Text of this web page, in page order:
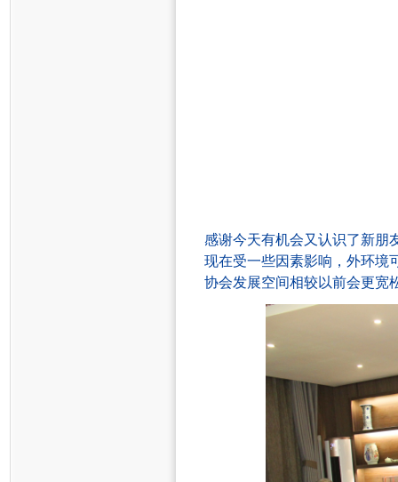
感谢今天有机会又 认识了新朋
现在受一些因素影响，外环境
协会发展空间相较以前会更宽